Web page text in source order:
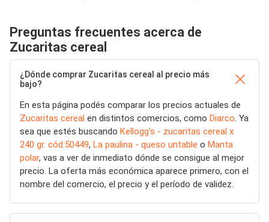
Preguntas frecuentes acerca de
Zucaritas cereal
¿Dónde comprar Zucaritas cereal al precio más
bajo?
En esta página podés comparar los precios actuales de
Zucaritas cereal en distintos comercios, como Diarco . Ya
sea que estés buscando Kellogg's - zucaritas cereal x
240 gr. cód:50449, La paulina - queso untable o Manta
polar, vas a ver de inmediato dónde se consigue al mejor
precio. La oferta más económica aparece primero, con el
nombre del comercio, el precio y el período de validez.